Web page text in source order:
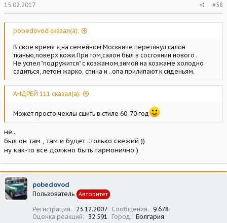
15.02.2017 #58
pobedovod сказал(а):
В свое время я,на семейном Москвиче перетянул салон
тканью,поверх кожи.При том,салон был в состоянии нового .
Не успел "подружится" с козжамом,зимой на козжаме холодно
садиться, летом жарко, спина и ..опа прилипают к сиденьям.
АНДРЕЙ 111 сказал(а):
Может просто чехлы сшить в стиле 60-70 год
не...
был он там , там и будет ..только свежий ))
ну как-то все должно быть гармонично )
pobedovod
Пользователь Авторитет
Регистрация 23.12.2007 Сообщения
9 678
Оценка реакций
32 591 Город Болгария